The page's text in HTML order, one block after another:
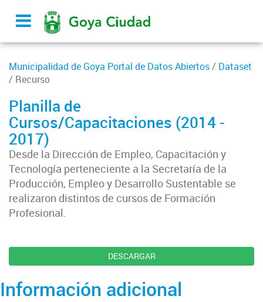
Municipalidad de Goya Portal de Datos Abiertos/ Dataset
/ Recurso
Planilla de
Cursos/Capacitaciones (2014 -
2017)
Desde la Dirección de Empleo, Capacitación y
Tecnología perteneciente a la Secretaría de la
Producción, Empleo y Desarrollo Sustentable se
realizaron distintos de cursos de Formación
Profesional.
DESCARGAR
Información adicional